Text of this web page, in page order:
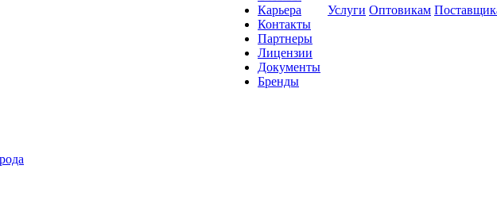
Карьера
Контакты
Партнеры
Лицензии
Документы
Бренды
Услуги Оптовикам